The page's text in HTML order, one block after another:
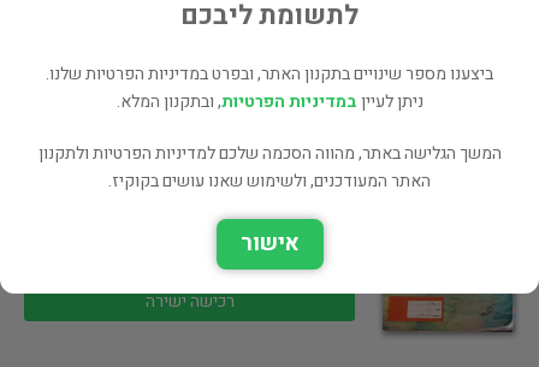
Grammar Issues
לימודים תיכון
רכישה ישירה
לתשומת ליבכם
ביצענו מספר שינויים בתקנון האתר, ובפרט במדיניות הפרטיות שלנו.
ניתן לעייןבמדיניות הפרטיות, ובתקנון המלא.
המשך הגלישה באתר, מהווה הסכמה שלכם למדיניות הפרטיות ולתקנון
האתר המעודכנים, ולשימוש שאנו עושים בקוקיז.
אישור